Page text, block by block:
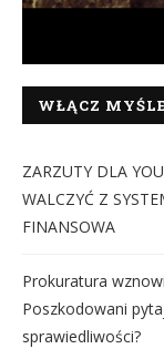
WŁĄCZ
ZARZUTY DLA
WALCZYĆ Z
FINANSOWA
Prokuratura
Poszkodowani
sprawiedliwości?